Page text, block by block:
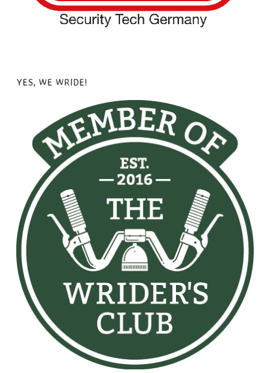
YES, WE WRIDE!